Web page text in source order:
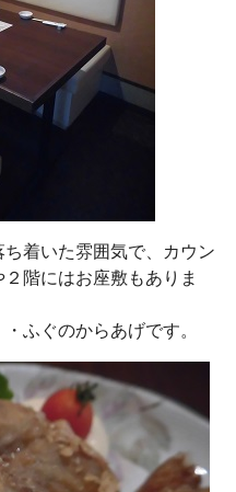
着いた雰囲気で、カウン
階にはお座敷もありま
ふぐのからあげです。